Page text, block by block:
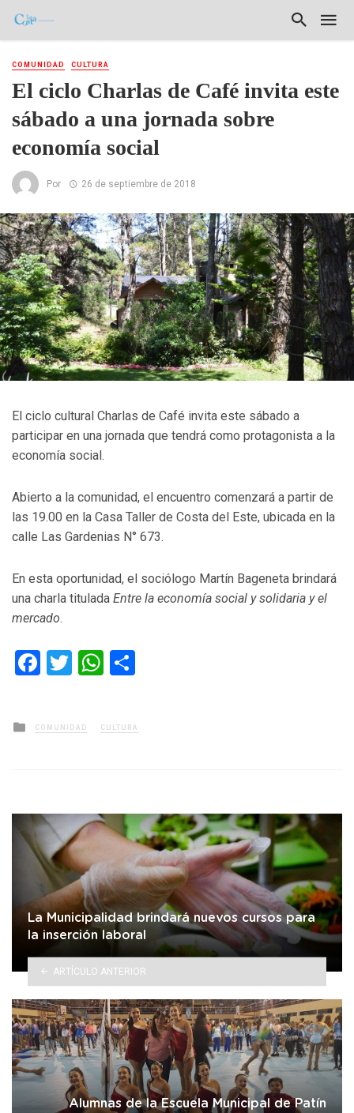
COMUNIDAD CULTURA
El ciclo Charlas de Café invita este
sábado a una jornada sobre
economía social
Por 26 de septiembre de 2018
El ciclo cultural Charlas de Café invita este sábado a
participar en una jornada que tendrá como protagonista a la
economía social.
Abierto a la comunidad, el encuentro comenzará a partir de
las 19.00 en la Casa Taller de Costa del Este, ubicada en la
calle Las Gardenias N° 673.
En esta oportunidad, el sociólogo Martín Bageneta brindará
una charla titulada Entre la economía social y solidaria y el
mercado.
Facebook
TwitterWhatsApp
Posted
in
COMUNIDAD CULTURA
La Municipalidad brindará nuevos cursos para
la inserción laboral
ARTÍCULO ANTERIOR
Alumnas de la Escuela Municipal de Patín